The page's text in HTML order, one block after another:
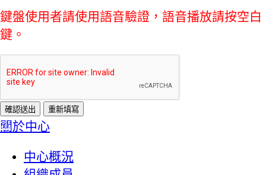
鍵盤使用者請使用語音驗證，語音播放請按空白
鍵。
:::
關於中心
中心概況